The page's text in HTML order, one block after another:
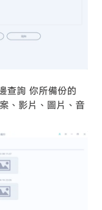
查詢 你所備份的
、影片、圖片、音